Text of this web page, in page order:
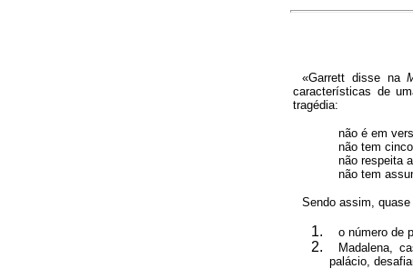
«Garrett disse na
características de
tragédia:
não é em
não tem
não respeita
não tem
Sendo assim,
o número de
Madalena,
palácio,